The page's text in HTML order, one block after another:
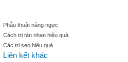
Phẫu thuật nâng ngực
Cách trị tàn nhan hiệu quả
Các trị sẹo hiệu quả
Liên kết khác